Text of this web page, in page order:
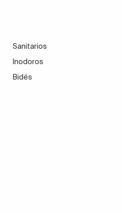
Sanitarios
Inodoros
Bidés